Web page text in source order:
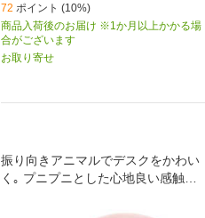
72 ポイント (10%)
商品入荷後のお届け ※1か月以上かかる場
合がございます
お取り寄せ
振り向きアニマルでデスクをかわい
く｡ プニプニとした心地良い感触の
ができるリストレスト付きアニマル